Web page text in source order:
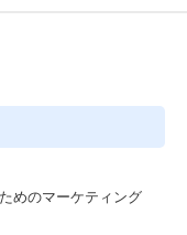
めのマーケティング